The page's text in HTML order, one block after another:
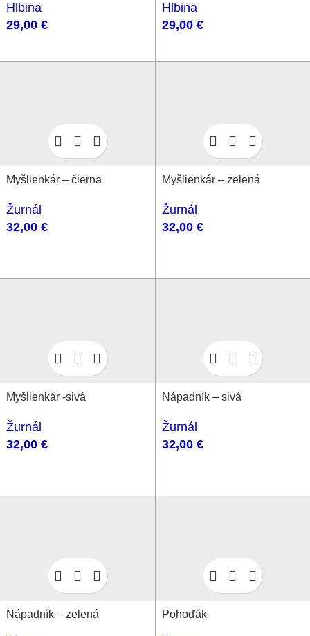
Hlbina
29,00 €
Hlbina
29,00 €
Myšlienkár – čierna
Žurnál
32,00 €
Myšlienkár – zelená
Žurnál
32,00 €
Myšlienkár -sivá
Žurnál
32,00 €
Nápadník – sivá
Žurnál
32,00 €
Nápadník – zelená Pohoďák